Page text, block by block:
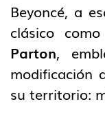
Beyoncé, a
clásico
Parton,
modificación
su territorio: